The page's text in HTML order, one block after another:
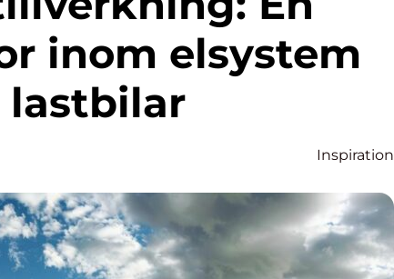
inom elsystem
lastbilar
Inspiration